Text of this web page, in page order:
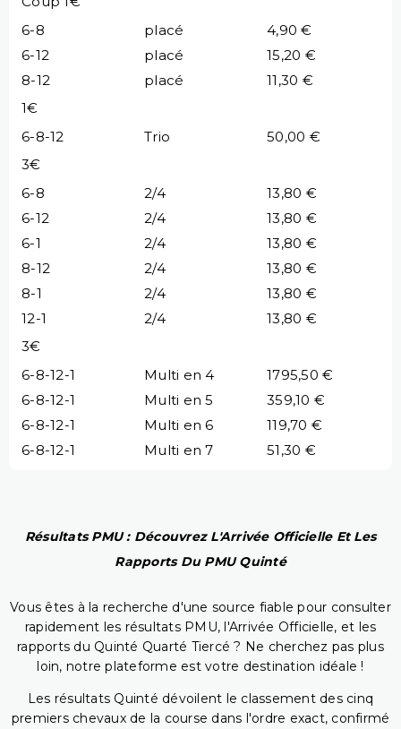
6-8
placé
4,90 €
6-12
placé
15,20 €
8-12
placé
11,30 €
1€
6-8-12
Trio
50,00 €
3€
6-8
2/4
13,80 €
6-12
2/4
13,80 €
6-1
2/4
13,80 €
8-12
2/4
13,80 €
8-1
2/4
13,80 €
12-1
2/4
13,80 €
3€
6-8-12-1
Multi en 4
1795,50 €
6-8-12-1
Multi en 5
359,10 €
6-8-12-1
Multi en 6
119,70 €
6-8-12-1
Multi en 7 51,30 €
Résultats PMU : Découvrez L'Arrivée Officielle Et Les
Rapports Du PMU Quinté
Vous êtes à la recherche d'une source fiable pour consulter
rapidement les résultats PMU, l'Arrivée Officielle, et les
rapports du Quinté Quarté Tiercé ? Ne cherchez pas plus
loin, notre plateforme est votre destination idéale !
Les résultats Quinté dévoilent le classement des cinq
premiers chevaux de la course dans l'ordre exact, confirmé